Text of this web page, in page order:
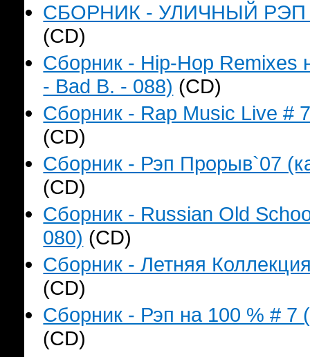
СБОРНИК - УЛИЧНЫЙ РЭП
(CD)
Сборник - Hip-Hop Remixes
- Bad B. - 088) (CD)
Сборник - Rap Music Live #
(CD)
Сборник - Рэп Прорыв`07
(CD)
Сборник - Russian Old
080) (CD)
Сборник - Летняя
(CD)
Сборник - Рэп на 100 % # 7
(CD)